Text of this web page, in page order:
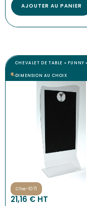
AJOUTER AU PANIER
CHEVALET DE TABLE « FUNNY
DIMENSION AU CHOIX
Che-1071
21,16€ HT